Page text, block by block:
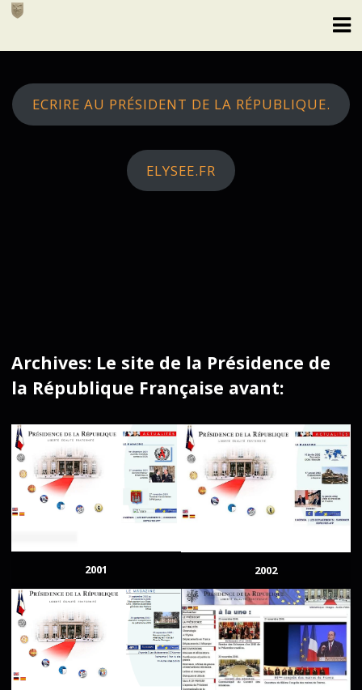
Skip
ECRIRE AU PRÉSIDENT DE LA RÉPUBLIQUE.
ELYSEE.FR
Archives: Le site de la Présidence de
la République Française avant:
2001 2002